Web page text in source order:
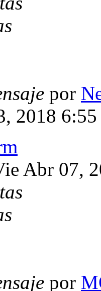
por
2018 6:55
Abr 07,
por